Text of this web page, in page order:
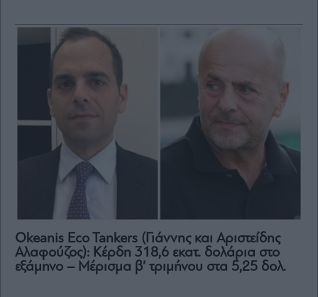
Okeanis Eco Tankers (Γιάννης και Αριστείδης
Αλαφούζος): Κέρδη 318,6 εκατ. δολάρια στο
εξάμηνο – Μέρισμα β’ τριμήνου στα 5,25 δολ.